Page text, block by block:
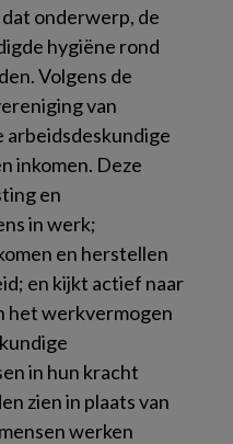
onderwerp, de
hygiëne rond
Volgens de
van
arbeidsdeskundige
inkomen. Deze
en
in werk;
en herstellen
en kijkt actief naar
het werkvermogen
in hun kracht
zien in plaats van
werken